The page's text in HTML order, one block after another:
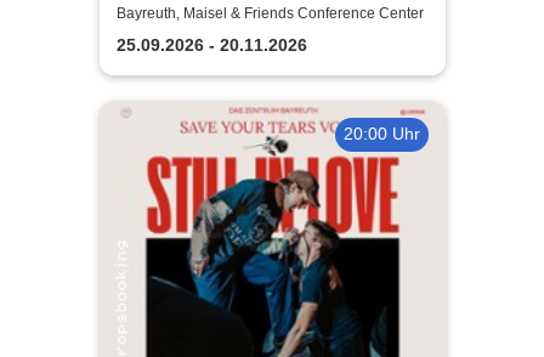
Comedy Show
Bayreuth, Maisel & Friends Conference Center
25.09.2026 - 20.11.2026
20:00 Uhr